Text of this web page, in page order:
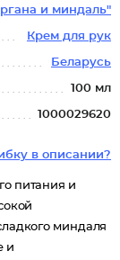
и миндаль"
Крем для рук
Беларусь
100 мл
1000029620
в описании?
питания и
миндаля
и